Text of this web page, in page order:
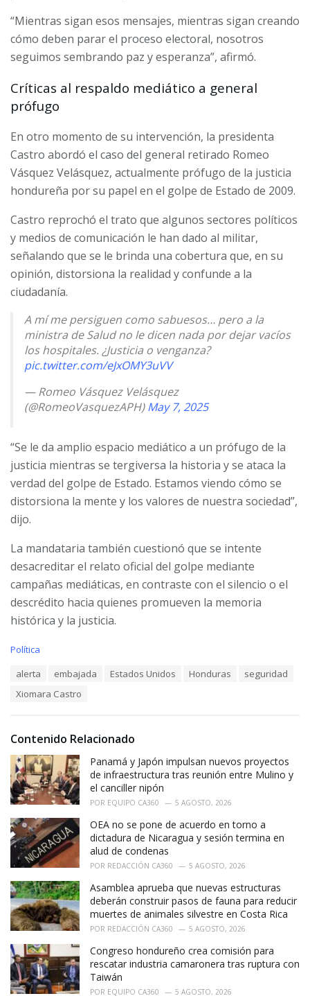
“Mientras sigan esos mensajes, mientras sigan creando
cómo deben parar el proceso electoral, nosotros
seguimos sembrando paz y esperanza”, afirmó.
Críticas al respaldo mediático a general
prófugo
En otro momento de su intervención, la presidenta
Castro abordó el caso del general retirado Romeo
Vásquez Velásquez, actualmente prófugo de la justicia
hondureña por su papel en el golpe de Estado de 2009.
Castro reprochó el trato que algunos sectores políticos
y medios de comunicación le han dado al militar,
señalando que se le brinda una cobertura que, en su
opinión, distorsiona la realidad y confunde a la
ciudadanía.
A mí me persiguen como sabuesos… pero a la
ministra de Salud no le dicen nada por dejar vacíos
los hospitales. ¿Justicia o venganza?
pic.twitter.com/eJxOMY3uVV
— Romeo Vásquez Velásquez
(@RomeoVasquezAPH)May 7, 2025
“Se le da amplio espacio mediático a un prófugo de la
justicia mientras se tergiversa la historia y se ataca la
verdad del golpe de Estado. Estamos viendo cómo se
distorsiona la mente y los valores de nuestra sociedad”,
dijo.
La mandataria también cuestionó que se intente
desacreditar el relato oficial del golpe mediante
campañas mediáticas, en contraste con el silencio o el
descrédito hacia quienes promueven la memoria
histórica y la justicia.
C
i
:
Política
alerta embajada Estados Unidos Honduras
seguridad
Xiomara Castro
Contenido Relacionado
Panamá y Japón impulsan nuevos proyectos
de infraestructura tras reunión entre Mulino y
el canciller nipón
POR EQUIPO CA360 5 AGOSTO, 2026
OEA no se pone de acuerdo en torno a
dictadura de Nicaragua y sesión termina en
alud de condenas
POR REDACCIÓN CA360 5 AGOSTO, 2026
Asamblea aprueba que nuevas estructuras
deberán construir pasos de fauna para reducir
muertes de animales silvestre en Costa Rica
POR REDACCIÓN CA360 5 AGOSTO, 2026
Congreso hondureño crea comisión para
rescatar industria camaronera tras ruptura con
Taiwán
POR EQUIPO CA360 5 AGOSTO, 2026